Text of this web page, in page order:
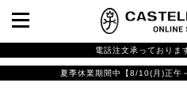
電話注文承っておりま
夏季休業期間中【8/10(月)正午